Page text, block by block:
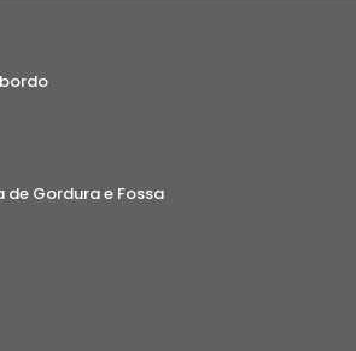
de Gordura e Fossa